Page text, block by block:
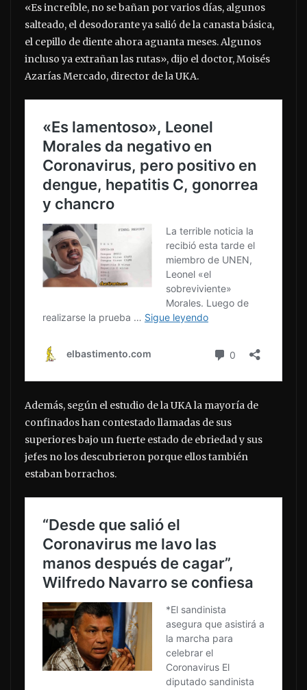
«Es increíble, no se bañan por varios días, algunos
salteado, el desodorante ya salió de la canasta básica,
el cepillo de diente ahora aguanta meses. Algunos
incluso ya extrañan las rutas», dijo el doctor, Moisés
Azarías Mercado, director de la UKA.
Además, según el estudio de la UKA la mayoría de
confinados han contestado llamadas de sus
superiores bajo un fuerte estado de ebriedad y sus
jefes no los descubrieron porque ellos también
estaban borrachos.